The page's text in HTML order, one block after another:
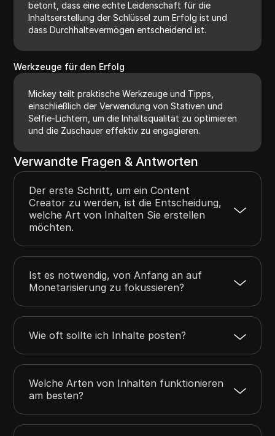
betont, dass eine echte Leidenschaft für die
Inhaltserstellung der Schlüssel zum Erfolg ist und
dass Durchhaltevermögen entscheidend ist.
Werkzeuge für den Erfolg
Mickey teilt praktische Werkzeuge und Tipps,
einschließlich der Verwendung von Stativen und
Selfie-Lichtern, um die Inhaltsqualität zu optimieren
und die Zuschauer effektiv zu engagieren.
Verwandte Fragen & Antworten
Der erste Schritt, um ein Content
Creator zu werden, ist die Entscheidung,
welche Art von Inhalten Sie erstellen
möchten.
Ist es notwendig, von Anfang an auf
Monetarisierung zu fokussieren?
Wie oft sollte ich Inhalte posten?
Welche Arten von Inhalten funktionieren
am besten?